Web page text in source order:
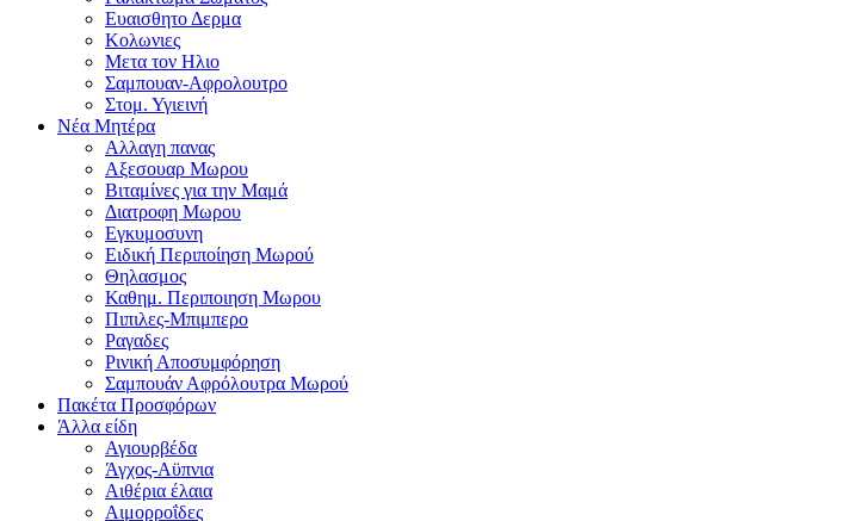
Ευαισθητο Δερμα
Κολωνιες
Μετα τον Ηλιο
Σαμπουαν-Αφρολουτρο
Στομ. Υγιεινή
Νέα Μητέρα
Αλλαγη πανας
Αξεσουαρ Μωρου
Βιταμίνες για την Μαμά
Διατροφη Μωρου
Εγκυμοσυνη
Ειδική Περιποίηση Μωρού
Θηλασμος
Καθημ. Περιποιηση Μωρου
Πιπιλες-Μπιμπερο
Ραγαδες
Ρινική Αποσυμφόρηση
Σαμπουάν Αφρόλουτρα Μωρού
Πακέτα Προσφόρων
Άλλα είδη
Αγιουρβέδα
Άγχος-Αϋπνια
Αιθέρια έλαια
Αιμορροΐδες